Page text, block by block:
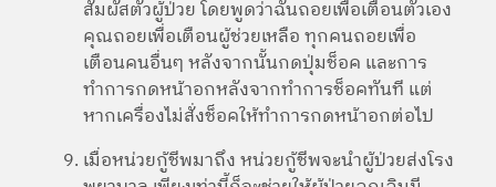
สัมผัสตัวผู้ป่วย โดยพูดว่าฉันถอยเพื่อเตือนตัวเอง
คุณถอยเพื่อเตือนผู้ช่วยเหลือ ทุกคนถอยเพื่อ
เตือนคนอื่นๆ หลังจากนั้นกดปุ่มช็อค และการ
ทำการกดหน้าอกหลังจากทำการช็อคทันที แต่
หากเครื่องไม่สั่งช็อคให้ทำการกดหน้าอกต่อไป
เมื่อหน่วยกู้ชีพมาถึง หน่วยกู้ชีพจะนำผู้ป่วยส่งโรง